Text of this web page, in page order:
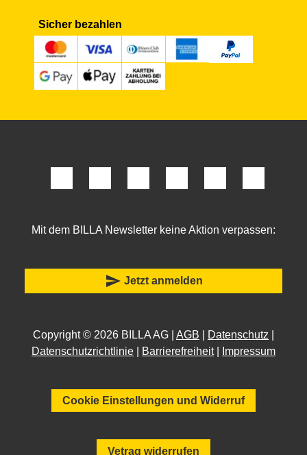
Sicher bezahlen
Mit dem BILLA Newsletter keine Aktion verpassen:
send Jetzt anmelden
Copyright © 2026 BILLA AG | AGB Datenschutz
Datenschutzrichtlinie
Barrierefreiheit| Impressum
Cookie Einstellungen und Widerruf
Vetrag widerrufen